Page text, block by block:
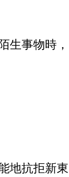
生事物時，
地抗拒新東